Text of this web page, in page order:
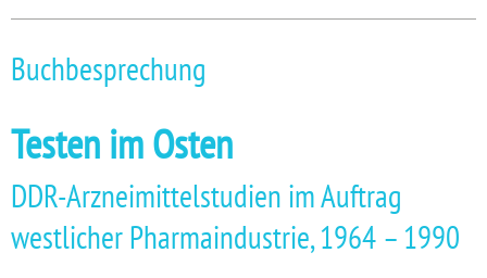
Buchbesprechung
Testen im Osten
DDR-Arzneimittelstudien im Auftrag
westlicher Pharmaindustrie, 1964 – 1990